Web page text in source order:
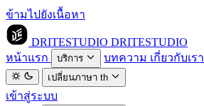
ข้ามไปยังเนื้อหา
DRITESTUDIO DRITESTUDIO
หน้าแรก
บริการ บทความ เกี่ยวกับเรา
เปลี่ยนภาษาth
เข้าสู่ระบบ